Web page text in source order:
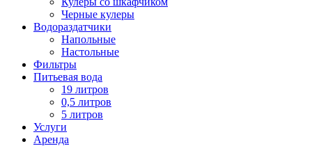
Черные кулеры
Водораздатчики
Напольные
Настольные
Фильтры
Питьевая вода
19 литров
0,5 литров
5 литров
Услуги
Аренда